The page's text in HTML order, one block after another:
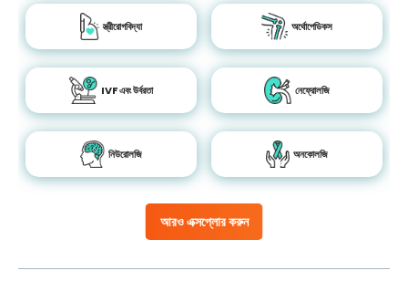
আরও এক্সপ্লোর করুন
স্ত্রীরোগবিদ্যা অর্থোপেডিকস
IVF এবং উর্বরতা নেফ্রোলজি
নিউরোলজি অনকোলজি